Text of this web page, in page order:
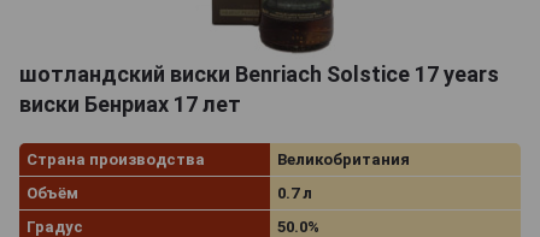
шотландский виски Benriach Solstice 17 years
виски Бенриах 17 лет
Страна производства
Великобритания
Объём
0.7 л
Градус
50.0%